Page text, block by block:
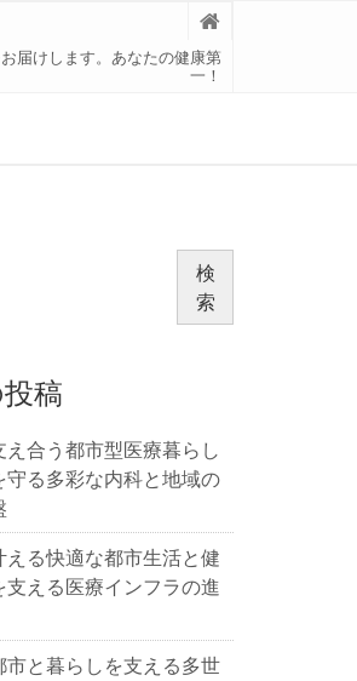
届けします。あなたの健康第
一！
検
索
稿
え合う都市型医療暮らし
守る多彩な内科と地域の
える快適な都市生活と健
支える医療インフラの進
市と暮らしを支える多世